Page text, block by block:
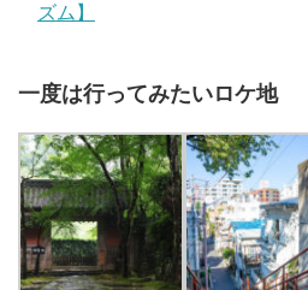
ズム】
一度は行ってみたいロケ地